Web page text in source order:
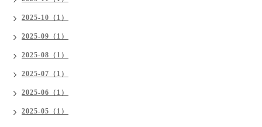
2025-10（1）
2025-09（1）
2025-08（1）
2025-07（1）
2025-06（1）
2025-05（1）